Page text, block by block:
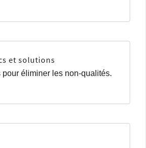
et solutions
éliminer les non-qualités.